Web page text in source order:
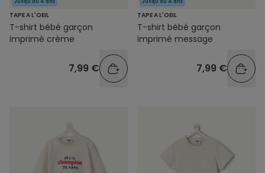
TAPE A L'OEIL
T-shirt bébé garçon
imprimé crème
7,99 €
TAPE A L'OEIL
T-shirt bébé garçon
imprimé message
7,99 €